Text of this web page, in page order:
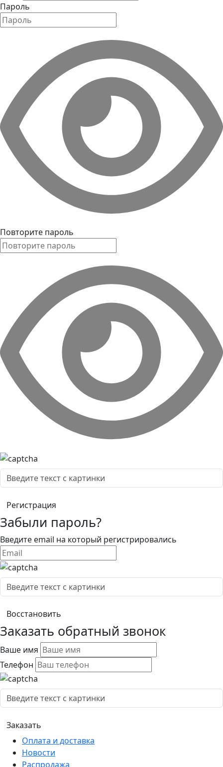
Пароль
Повторите пароль
Забыли пароль?
Введите email на который регистрировались
Заказать обратный звонок
Ваше имя
Телефон
Оплата и доставка
Новости
Распродажа